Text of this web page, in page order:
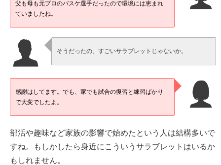
父も母も元プロのバスケ選手だったので環境には恵まれ
ていましたね。
そうだったの、すごいサラブレットじゃないか。
感謝はしてます。でも、家でも試合の復習と練習ばかり
で大変でしたよ。
部活や趣味など家族の影響で始めたという人は結構多いで
すね。もしかしたら身近にこういうサラブレットはいるか
もしれません。